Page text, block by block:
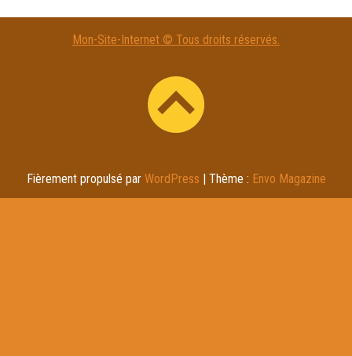
Mon-Site-Internet © Tous droits réservés.
Fièrement propulsé par WordPress | Thème : Envo Magazine